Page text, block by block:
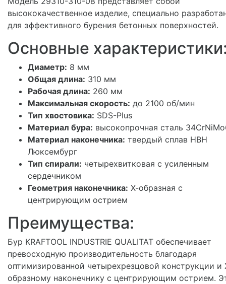
высококачественное изделие, специально
для эффективного бурения бетонных поверхностей.
Основные
Диаметр: 8 мм
Общая длина: 310 мм
Рабочая длина: 260 мм
Максимальная скорость: до 2100 об/мин
Тип хвостовика: SDS-Plus
Материал бура: высокопрочная сталь
Материал наконечника: твердый сплав HBH
Люксембург
Тип спирали: четырехвитковая с усиленным
сердечником
Геометрия наконечника: Х-образная с
центрирующим острием
Преимущества:
Бур KRAFTOOL INDUSTRIE QUALITAT обеспечивает
превосходную производительность благодаря
оптимизированной четырехрезцовой конструкции и
образному наконечнику с центрирующим острием.